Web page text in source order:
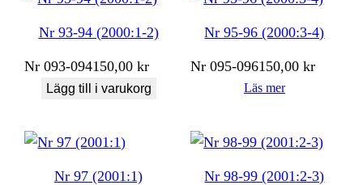
Nr 93-94 (2000:1-2)
Nr 093-094150,00kr
Lägg till i varukorg
Nr 95-96 (2000:3-4)
Nr 095-096150,00kr
Läs mer
Nr 97 (2001:1) Nr 98-99 (2001:2-3)